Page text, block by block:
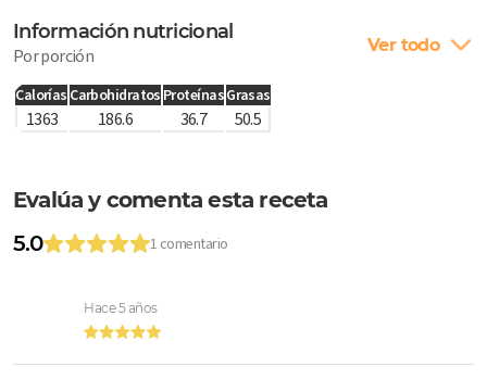
Información nutricional
Por porción Ver todo
Calorías Carbohidratos ProteínasGrasas
1363 186.6 36.7 50.5
Evalúa y comenta esta receta
5.0
1 comentario
Hace 5 años